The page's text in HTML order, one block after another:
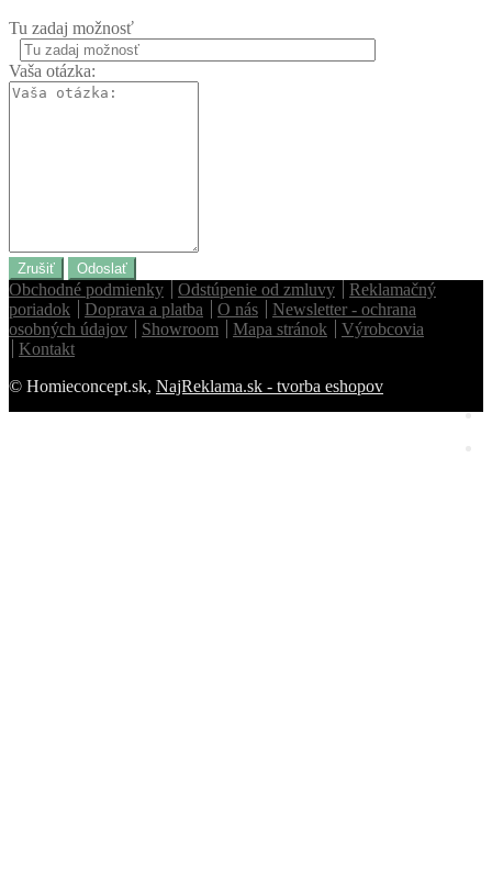
Tu zadaj možnosť
Vaša otázka:
Zrušiť Odoslať
Obchodné podmienky Odstúpenie od zmluvy
Reklamačný
poriadok
Doprava a platba O nás
Newsletter - ochrana
osobných údajov
Showroom Mapa stránok
Výrobcovia
Kontakt
© Homieconcept.sk, NajReklama.sk - tvorba eshopov